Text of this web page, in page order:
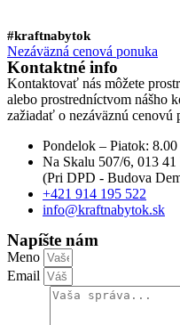
#kraftnabytok
Nezáväzná cenová ponuka
Kontaktné info
Kontaktovať nás môžete
alebo prostredníctvom nášho
zažiadať o nezáväznú cenovú
Pondelok – Piatok:
Na Skalu 507/6, 013
(Pri DPD - Budova
+421 914 195 522
info@kraftnabytok.sk
Napíšte nám
Meno
Email